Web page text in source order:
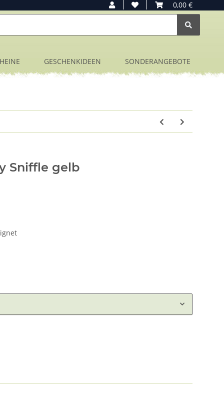
0,00 €
GESCHENKIDEEN SONDERANGEBOTE
Sniffle gelb